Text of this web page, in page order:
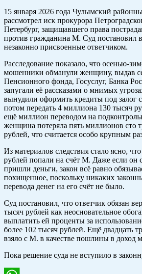
15 января 2026 года Чулымский
рассмотрел иск прокурора
Петербург, защищавшего права
против гражданина М. Суд постановил
незаконно присвоенные ответчиком.
Расследование показало, что осенью-
мошенники обманули женщину, выдав
Пенсионного фонда, Госуслуг, Банка
запугали её рассказами о мнимых
вынудили оформить кредиты под залог
потом передать 4 миллиона 130 тысяч
ещё миллион переводом на
женщина потеряла пять миллионов сто
рублей, что считается особо крупным
Из материалов следствия стало ясно,
рублей попали на счёт М. Даже если он
пришли деньги, закон всё равно
похищенное, поскольку никаких
перевода денег на его счёт не было.
Суд постановил, что ответчик обязан
тысяч рублей как неосновательное
выплатить ей проценты за
более 102 тысяч рублей. Ещё двадцать
взяло с М. в качестве пошлины в доход
Пока решение суда не вступило в